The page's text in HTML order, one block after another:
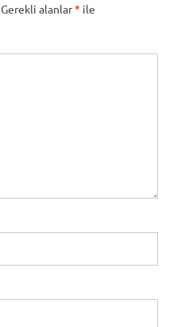
Gerekli alanlar* ile